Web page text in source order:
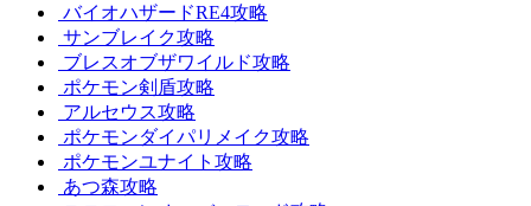
バイオハザードRE4攻略
サンブレイク攻略
ブレスオブザワイルド攻略
ポケモン剣盾攻略
アルセウス攻略
ポケモンダイパリメイク攻略
ポケモンユナイト攻略
あつ森攻略